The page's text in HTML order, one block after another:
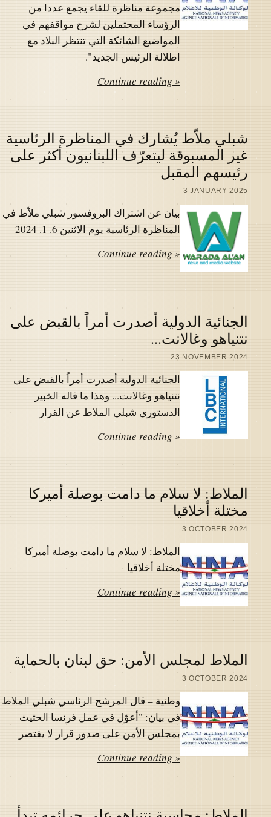
مجموعة مناظرة للقاء يجمع عددا من
الرؤساء المحتملين لشرح مواقفهم في
المواضيع الشائكة التي تنتظر البلاد مع
اطلالة الرئيس الجديد".
Continue reading »
شبلي ملاّط يُشارك في المناظرة الرئاسية
غير المسبوقة ليتعرّف اللبنانيون أكثر على
رئيسهم المقبل
3 JANUARY 2025
بيان عن اشتراك البروفسور شبلي ملاّط في
المناظرة الرئاسية يوم الاثنين 6. 1. 2024
Continue reading »
الجنائية الدولية أصدرت أمراً بالقبض على
نتنياهو وغالانت...
23 NOVEMBER 2024
الجنائية الدولية أصدرت أمراً بالقبض على
نتنياهو وغالانت... وهذا ما قاله الخبير
الدستوري شبلي الملاط عن القرار
Continue reading »
الملاط: لا سلام ما دامت بوصلة أميركا
مختلة أخلاقيا
3 OCTOBER 2024
الملاط: لا سلام ما دامت بوصلة أميركا
مختلة أخلاقيا
Continue reading »
الملاط لمجلس الأمن: حق لبنان بالحماية
3 OCTOBER 2024
وطنية – قال المرشح الرئاسي شبلي الملاط
في بيان: "أعوّل في عمل فرنسا الحثيث
بمجلس الأمن على صدور قرار لا يقتصر
Continue reading »